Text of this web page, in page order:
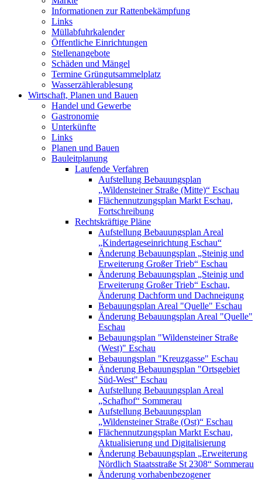
Informationen zur Rattenbekämpfung
Links
Müllabfuhrkalender
Öffentliche Einrichtungen
Stellenangebote
Schäden und Mängel
Termine Grüngutsammelplatz
Wasserzählerablesung
Wirtschaft, Planen und Bauen
Handel und Gewerbe
Gastronomie
Unterkünfte
Links
Planen und Bauen
Bauleitplanung
Laufende Verfahren
Aufstellung Bebauungsplan
„Wildensteiner Straße (Mitte)“ Eschau
Flächennutzungsplan Markt Eschau,
Fortschreibung
Rechtskräftige Pläne
Aufstellung Bebauungsplan Areal
„Kindertageseinrichtung Eschau“
Änderung Bebauungsplan „Steinig und
Erweiterung Großer Trieb“ Eschau
Änderung Bebauungsplan „Steinig und
Erweiterung Großer Trieb“ Eschau,
Änderung Dachform und Dachneigung
Bebauungsplan Areal "Quelle" Eschau
Änderung Bebauungsplan Areal "Quelle"
Eschau
Bebauungsplan "Wildensteiner Straße
(West)" Eschau
Bebauungsplan "Kreuzgasse" Eschau
Änderung Bebauungsplan "Ortsgebiet
Süd-West" Eschau
Aufstellung Bebauungsplan Areal
„Schafhof“ Sommerau
Aufstellung Bebauungsplan
„Wildensteiner Straße (Ost)“ Eschau
Flächennutzungsplan Markt Eschau,
Aktualisierung und Digitalisierung
Änderung Bebauungsplan „Erweiterung
Nördlich Staatsstraße St 2308“ Sommerau
Änderung vorhabenbezogener